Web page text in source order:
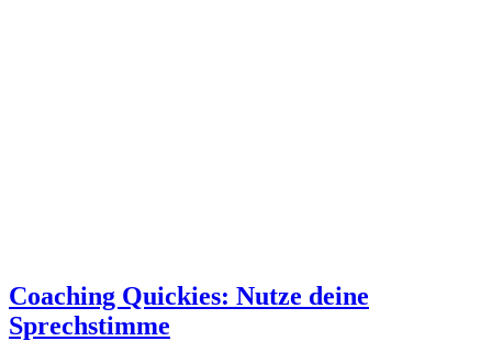
Coaching Quickies: Nutze deine
Sprechstimme